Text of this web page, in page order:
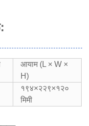
आयाम (L × W ×
H)
१९४×२२९×१२०
मिमी